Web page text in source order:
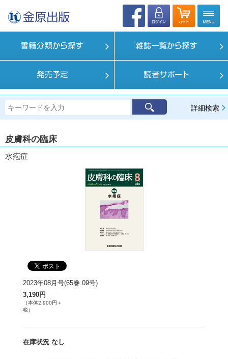
詳細検索
皮膚科の臨床
水疱症
2023年08月号(65巻 09号)
3,190円
（本体2,900円＋
税）
在庫状況 なし